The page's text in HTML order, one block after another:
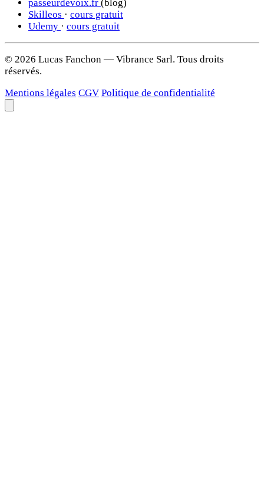
passeurdevoix.fr (blog)
Skilleos · cours gratuit
Udemy · cours gratuit
© 2026 Lucas Fanchon — Vibrance Sarl. Tous droits
réservés.
Mentions légales CGV Politique de confidentialité